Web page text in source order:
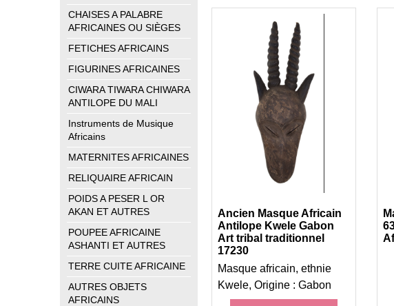
CHAISES A PALABRE
AFRICAINES OU SIÈGES
FETICHES AFRICAINS
FIGURINES AFRICAINES
CIWARA TIWARA CHIWARA
ANTILOPE DU MALI
Instruments de Musique
Africains
MATERNITES AFRICAINES
RELIQUAIRE AFRICAIN
POIDS A PESER L OR
AKAN ET AUTRES
POUPEE AFRICAINE
ASHANTI ET AUTRES
TERRE CUITE AFRICAINE
AUTRES OBJETS
AFRICAINS
Ancien Masque Africain
Antilope Kwele Gabon
Art tribal traditionnel
17230
Masque africain, ethnie
Kwele, Origine : Gabon